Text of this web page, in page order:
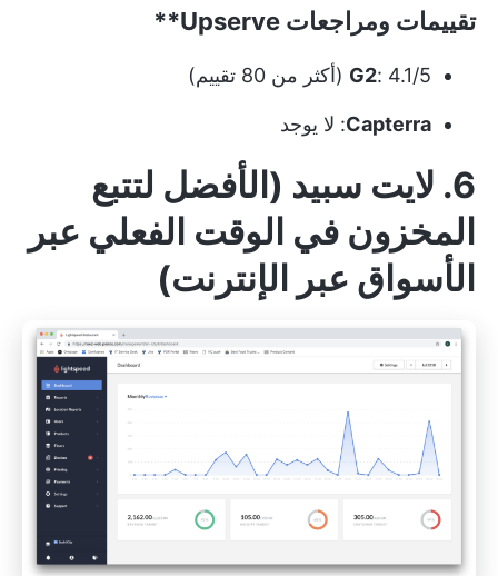
تقييمات ومراجعات Upserve**
G2: 4.1/5 (أكثر من 80 تقييم)
Capterra: لا يوجد
6. لايت سبيد (الأفضل لتتبع
المخزون في الوقت الفعلي عبر
الأسواق عبر الإنترنت)